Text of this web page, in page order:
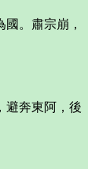
。肅宗崩，
避奔東阿，後